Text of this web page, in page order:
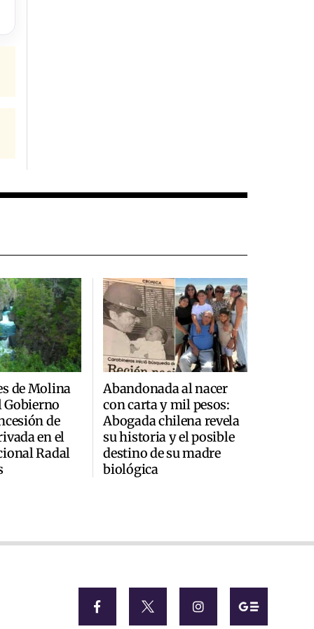
de Molina
de
en el
Radal
Abandonada al nacer
con carta y mil pesos:
Abogada chilena revela
su historia y el posible
destino de su madre
biológica